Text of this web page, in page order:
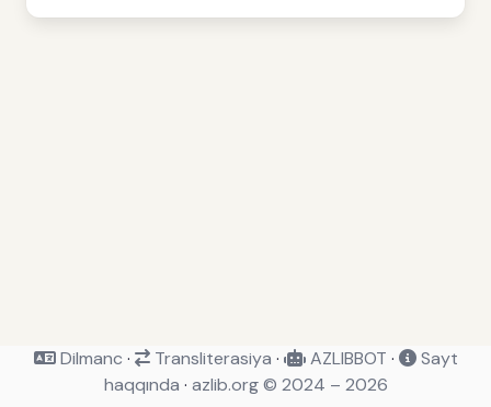
Dilmanc · Transliterasiya · AZLIBBOT ·
Sayt
haqqında · azlib.org © 2024 – 2026